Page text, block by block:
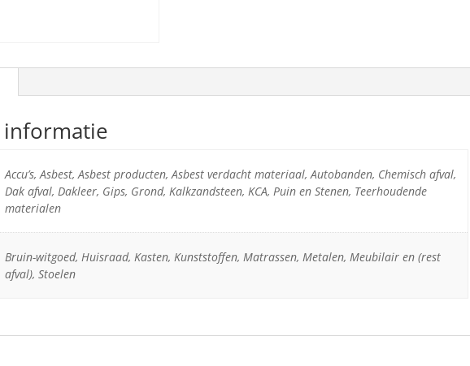
Accu’s, Asbest, Asbest producten, Asbest verdacht materiaal, Autobanden, Chemisch afval,
Dak afval, Dakleer, Gips, Grond, Kalkzandsteen, KCA, Puin en Stenen, Teerhoudende
materialen
Bruin-witgoed, Huisraad, Kasten, Kunststoffen, Matrassen, Metalen, Meubilair en (rest
afval), Stoelen